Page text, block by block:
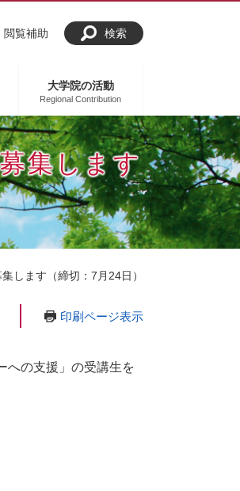
閲覧補助 検索
大学院の活動
Regional Contribution
集します
します（締切：7月24日）
印刷ページ表示
への支援」の受講生を